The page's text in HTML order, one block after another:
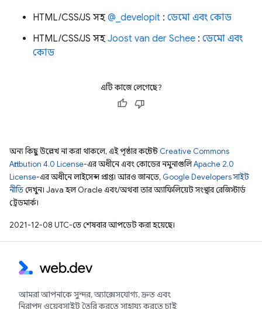
HTML/CSS/JS সহ @_developit : ডেমো এবং কোড
HTML/CSS/JS সহ Joost van der Schee : ডেমো এবং
কোড
এটি কাজে লেগেছে?
অন্য কিছু উল্লেখ না করা থাকলে, এই পৃষ্ঠার কন্টেন্ট Creative Commons
Attribution 4.0 License-এর অধীনে এবং কোডের নমুনাগুলিApache 2.0
License-এর অধীনে লাইসেন্স প্রাপ্ত। আরও জানতে, Google Developers সাইট
নীতিদেখুন। Java হল Oracle এবং/অথবা তার অ্যাফিলিয়েট সংস্থার রেজিস্টার্ড
ট্রেডমার্ক।
2021-12-08 UTC-তে শেষবার আপডেট করা হয়েছে।
আমরা আপনাকে সুন্দর, অ্যাক্সেসযোগ্য, দ্রুত এবং
নিরাপদ ওয়েবসাইট তৈরি করতে সাহায্য করতে চাই